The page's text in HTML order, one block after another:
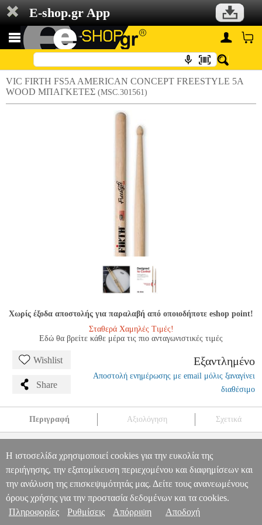
E-shop.gr App
VIC FIRTH FS5A AMERICAN CONCEPT FREESTYLE 5A
WOOD ΜΠΑΓΚΕΤΕΣ (MSC.301561)
Χωρίς έξοδα αποστολής για παραλαβή από οποιοδήποτε eshop point!
Σταθερά Χαμηλές Τιμές!
Εδώ θα βρείτε κάθε μέρα τις πιο ανταγωνιστικές τιμές
Wishlist
Share
Εξαντλημένο
Αποστολή ενημέρωσης με email μόλις ξαναγίνει
διαθέσιμο
Περιγραφή Αξιολόγηση Σχετικά
WOOD ΜΠΑΓΚΕΤΕΣ MSC.301561 MSC.301561 VIC FIRTH
FIRTH
ΑΞΕΣΟΥΑΡ ΚΡΟΥΣΤΩΝ
VIC FIRTH FS5A AMERICAN
CONCEPT FREESTYLE 5A WOOD ΜΠΑΓΚΕΤΕΣ
0
Πληροφορίες & Υπηρεσίες >
Η ιστοσελίδα χρησιμοποιεί cookies για την ευκολία της
περιήγησης, την εξατομίκευση περιεχομένου και διαφημίσεων και
την ανάλυση της επισκεψιμότητάς μας. Δείτε τους ανανεωμένους
όρους χρήσης για την προστασία δεδομένων και τα cookies.
Πληροφορίες
Ρυθμίσεις Απόρριψη Αποδοχή